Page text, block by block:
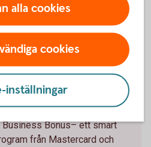
med
Bonus
Nu har du
Bonus– ett smart
från Mastercard och
alla cookies
cookies
inställningar